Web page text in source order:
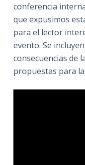
conferencia
que expusimos
para el lector
evento. Se
consecuencias de
propuestas para